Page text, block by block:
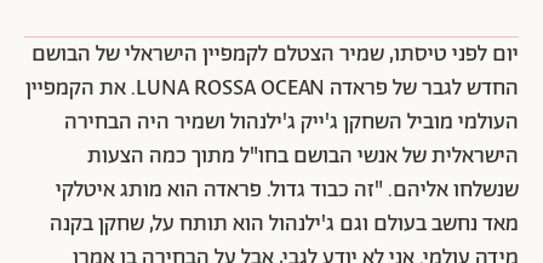
יום לפני טיסתו, שמיר הצטלם לקמפיין הישראלי של הבושם
החדש לגבר של פראדה LUNA ROSSA OCEAN. את הקמפיין
העולמי מוביל השחקן ג'ייק ג'ילנהול ושמיר היה הבחירה
הישראלית של אנשי הבושם בחו"ל מתוך כמה הצעות
שנשלחו אליהם. "זה כבוד גדול. פראדה הוא מותג איטלקי
מאד נחשב בעולם וגם ג'ילנהול הוא תותח על, שחקן בקנה